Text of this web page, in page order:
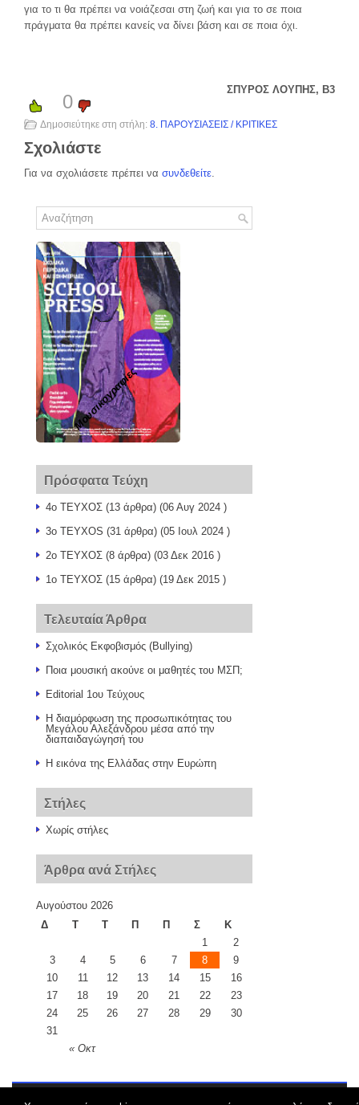
για το τι θα πρέπει να νοιάζεσαι στη ζωή και για το σε ποια
πράγματα θα πρέπει κανείς να δίνει βάση και σε ποια όχι.
ΣΠΥΡΟΣ ΛΟΥΠΗΣ, Β3
0
Δημοσιεύτηκε στη στήλη: 8. ΠΑΡΟΥΣΙΑΣΕΙΣ / ΚΡΙΤΙΚΕΣ
Σχολιάστε
Για να σχολιάσετε πρέπει να συνδεθείτε.
Μουσικογραφίες
Πρόσφατα Τεύχη
4ο ΤΕΥΧΟΣ (13 άρθρα) (06 Αυγ 2024 )
3o TEYXOS (31 άρθρα) (05 Ιουλ 2024 )
2ο ΤΕΥΧΟΣ (8 άρθρα) (03 Δεκ 2016 )
1o TEYXOΣ (15 άρθρα) (19 Δεκ 2015 )
Τελευταία Άρθρα
Σχολικός Εκφοβισμός (Bullying)
Ποια μουσική ακούνε οι μαθητές του ΜΣΠ;
Editorial 1ου Τεύχους
Η διαμόρφωση της προσωπικότητας του
Μεγάλου Αλεξάνδρου μέσα από την
διαπαιδαγώγησή του
Η εικόνα της Ελλάδας στην Ευρώπη
Στήλες
Χωρίς στήλες
Άρθρα ανά Στήλες
Αυγούστου 2026
Δ
Τ Τ Π Π Σ Κ
« Οκτ
1
2
3
4 5 6 7 8
9
10
11 12 13 14 15
16
17
18 19 20 21 22
23
24
25 26 27 28 29
30
31